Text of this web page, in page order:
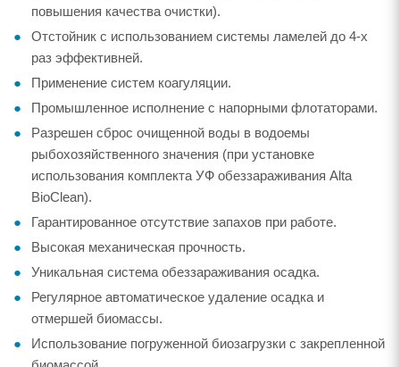
повышения качества очистки).
Отстойник с использованием системы ламелей до 4-х
раз эффективней.
Применение систем коагуляции.
Промышленное исполнение с напорными флотаторами.
Разрешен сброс очищенной воды в водоемы
рыбохозяйственного значения (при установке
использования комплекта УФ обеззараживания Alta
BioClean).
Гарантированное отсутствие запахов при работе.
Высокая механическая прочность.
Уникальная система обеззараживания осадка.
Регулярное автоматическое удаление осадка и
отмершей биомассы.
Использование погруженной биозагрузки с закрепленной